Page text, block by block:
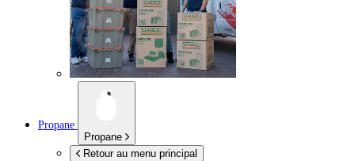
Propane
Propane
Retour au menu principal